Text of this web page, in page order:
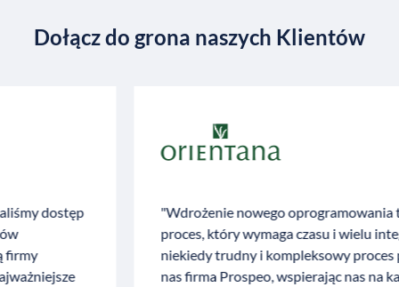
Dołącz do grona naszych Klientów
"Wdrożenie nowego oprogramowania to złożony
proces, który wymaga czasu i wielu integracji . Przez ten
niekiedy trudny i kompleksowy proces przeprowadziła
nas firma Prospeo, wspierając nas na każdym etapie,